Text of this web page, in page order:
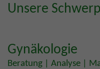
Unsere
Gynäkologie
Beratung | Analyse |